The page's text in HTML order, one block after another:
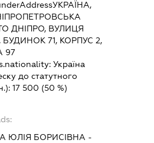
УКРАЇНА,
ДНІПРО, ВУЛИЦЯ
71, КОРПУС 2,
97
Україна
до статутного
17 500 (50 %)
ЮЛІЯ БОРИСІВНА -